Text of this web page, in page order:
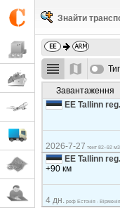
Знайти
Завантаження
EE Tallinn reg.
2026-7-27 тент 82–92
EE Tallinn reg.
+90 км
4 дн. реф Естонія - Вірменія